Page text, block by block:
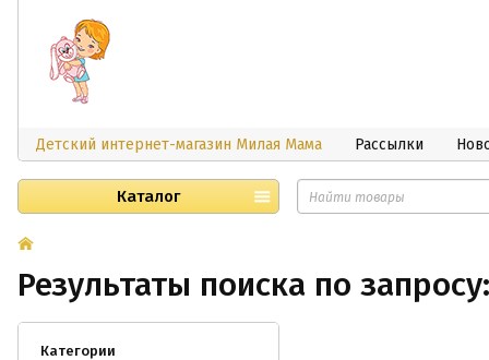
Детский интернет-магазин Милая Мама Рассылки
Каталог
Результаты поиска по
Категории